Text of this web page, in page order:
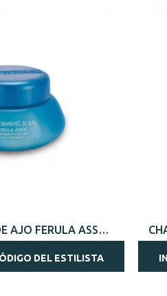
AJO FERULA ASSA
DEL ESTILISTA